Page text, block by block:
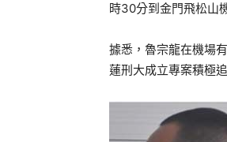
時30分到金門飛松山
據悉，魯宗龍在機場
蓮刑大成立專案積極